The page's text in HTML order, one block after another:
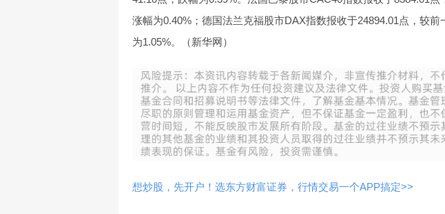
涨幅为0.40%；德国法兰克福股市DAX指数报收于24894.01点，较前
为1.05%。（新华网）
想炒股，先开户！选东方财富证券，行情交易一个APP搞定>>